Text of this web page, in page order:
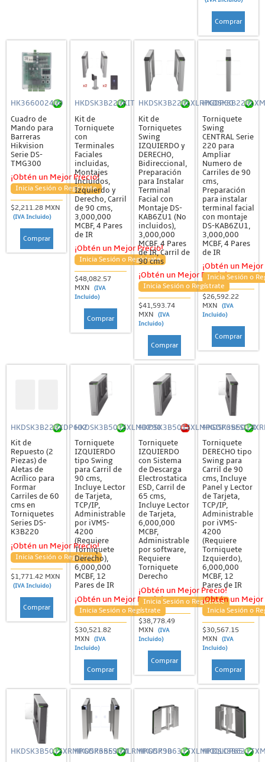
Comprar
HK366002400
Cuadro de
Mando para
Barreras
Hikvision
Serie DS-
TMG300
¡Obtén un Mejor Precio!
Inicia Sesión o Regístrate
$2,211.28 MXN
(IVA Incluido)
Comprar
HKDSK3B220KIT
Kit de
Torniquete
con
Terminales
Faciales
incluidas,
Montajes
Incluidos,
Izquierdo y
Derecho, Carril
de 90 cms,
3,000,000
MCBF, 4 Pares
de IR
¡Obtén un Mejor Precio!
Inicia Sesión o Regístrate
$48,082.57
MXN
(IVA
Incluido)
Comprar
HKDSK3B220LXLRPGDP90
Kit de
Torniquetes
Swing
IZQUIERDO y
DERECHO,
Bidireccional,
Preparación
para Instalar
Terminal
Facial con
Montaje DS-
KAB6ZU1 (No
incluidos),
3,000,000
MCBF, 4 Pares
de IR, Carril de
90 cms
¡Obtén un Mejor Precio!
Inicia Sesión o Regístrate
$41,593.74
MXN
(IVA
Incluido)
Comprar
Torniquete
Swing
CENTRAL Serie
220 para
Ampliar
Numero de
Carriles de 90
cms,
Preparación
para instalar
terminal facial
con montaje
DS-KAB6ZU1,
3,000,000
MCBF, 4 Pares
de IR
¡Obtén un
Inicia Sesión o
$26,592.22
MXN
(IVA
Incluido)
Comprar
HKDSK3B220XDP602
Kit de
Repuesto (2
Piezas) de
Aletas de
Acrílico para
Formar
Carriles de 60
cms en
Torniquetes
Series DS-
K3B220
¡Obtén un Mejor Precio!
Inicia Sesión o Regístrate
$1,771.42 MXN
(IVA Incluido)
Comprar
HKDSK3B501SXLMDP90
Torniquete
IZQUIERDO
tipo Swing
para Carril de
90 cms,
Incluye Lector
de Tarjeta,
TCP/IP,
Administrable
por iVMS-
4200
(Requiere
Torniquete
Derecho),
6,000,000
MCBF, 12
Pares de IR
¡Obtén un Mejor Precio!
Inicia Sesión o Regístrate
$30,521.82
MXN
(IVA
Incluido)
Comprar
HKDSK3B501SXLMPGDP65ESDM
Torniquete
IZQUIERDO
con Sistema
de Descarga
Electrostatica
ESD, Carril de
65 cms,
Incluye Lector
de Tarjeta,
6,000,000
MCBF,
Administrable
por software,
Requiere
Torniquete
Derecho
¡Obtén un Mejor Precio!
Inicia Sesión o Regístrate
$38,778.49
MXN
(IVA
Incluido)
Comprar
Torniquete
DERECHO tipo
Swing para
Carril de 90
cms, Incluye
Panel y Lector
de Tarjeta,
TCP/IP,
Administrable
por iVMS-
4200
(Requiere
Torniquete
Izquierdo),
6,000,000
MCBF, 12
Pares de IR
¡Obtén un
Inicia Sesión o
$30,567.15
MXN
(IVA
Incluido)
Comprar
HKDSK3B501SXRMPGDP65ESDM
HKDSK3B530XLRMPGDP90HKDSK3B631TXLMPIQLDP65